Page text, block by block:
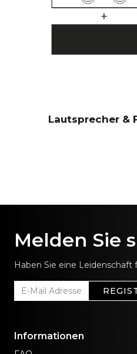
Lautsprecher &
Melden Sie
Haben Sie eine
Informationen